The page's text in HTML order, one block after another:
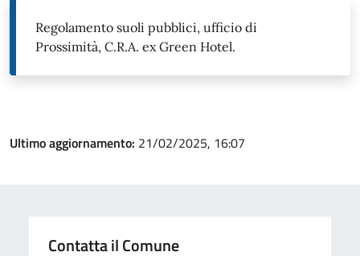
Regolamento suoli pubblici, ufficio di
Prossimità, C.R.A. ex Green Hotel.
Ultimo aggiornamento: 21/02/2025, 16:07
Contatta il Comune